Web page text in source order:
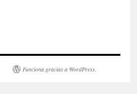
Funciona gracias a WordPress.